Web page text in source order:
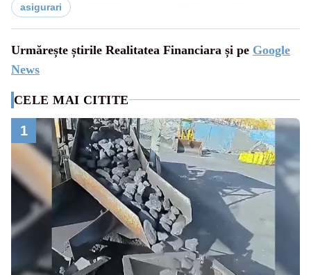
asigurari
Urmărește știrile Realitatea Financiara și pe Google
News
CELE MAI CITITE
1